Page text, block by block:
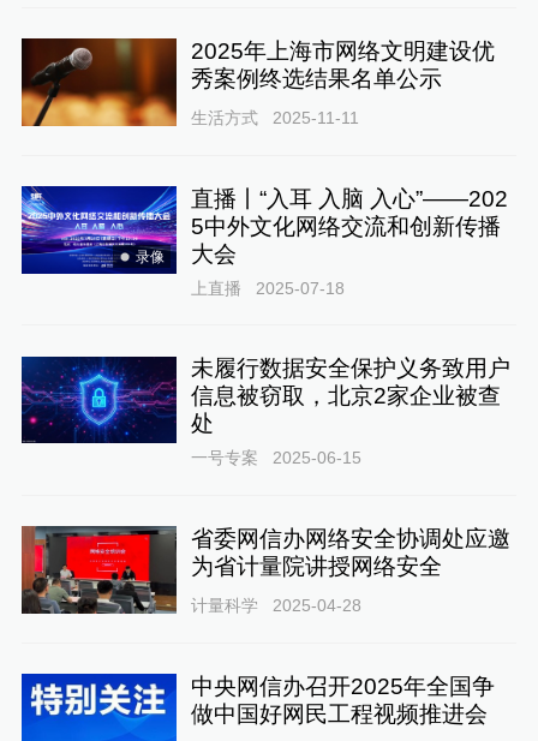
2025年上海市网络文明建设优
秀案例终选结果名单公示
生活方式 2025-11-11
录像
直播丨“入耳 入脑 入心”——202
5中外文化网络交流和创新传播
大会
上直播 2025-07-18
未履行数据安全保护义务致用户
信息被窃取，北京2家企业被查
处
一号专案 2025-06-15
省委网信办网络安全协调处应邀
为省计量院讲授网络安全
计量科学 2025-04-28
中央网信办召开2025年全国争
做中国好网民工程视频推进会